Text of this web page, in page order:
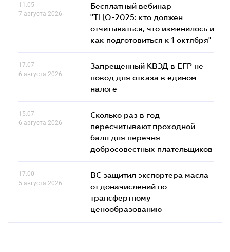
11.05
7 августа 2026
Бесплатный вебинар
"ТЦО-2025: кто должен
отчитываться, что изменилось и
как подготовиться к 1 октября"
17.07
6 августа 2026
Запрещенный КВЭД в ЕГР не
повод для отказа в едином
налоге
15.07
6 августа 2026
Сколько раз в год
пересчитывают проходной
балл для перечня
добросовестных плательщиков
17.00
5 августа 2026
ВС защитил экспортера масла
от доначислений по
трансфертному
ценообразованию